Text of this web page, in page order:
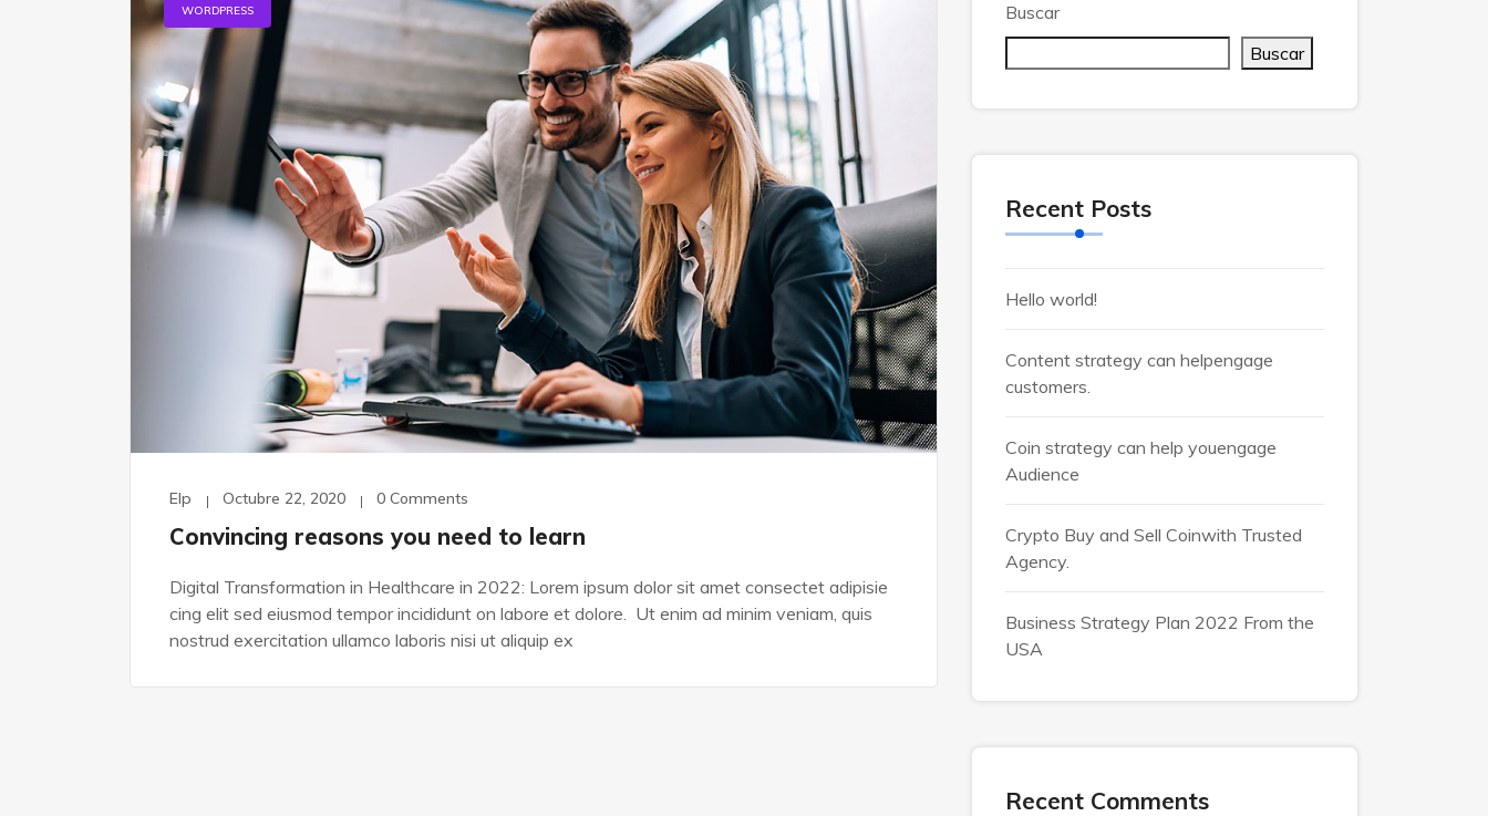
WORDPRESS
Elp Octubre 22, 2020 0 Comments
Convincing reasons you need to learn
Digital Transformation in Healthcare in 2022: Lorem ipsum dolor sit amet consectet adipisie
cing elit sed eiusmod tempor incididunt on labore et dolore. Ut enim ad minim veniam, quis
nostrud exercitation ullamco laboris nisi ut aliquip ex
Buscar
Buscar
Recent Posts
Hello world!
Content strategy can helpengage
customers.
Coin strategy can help youengage
Audience
Crypto Buy and Sell Coinwith Trusted
Agency.
Business Strategy Plan 2022 From the
USA
Recent Comments